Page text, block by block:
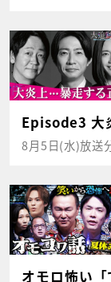
Episode3 大
8月5日(水)放送
オモロ怖い